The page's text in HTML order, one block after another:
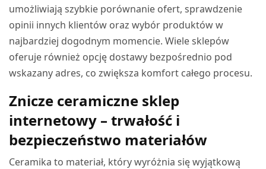
umożliwiają szybkie porównanie ofert, sprawdzenie
opinii innych klientów oraz wybór produktów w
najbardziej dogodnym momencie. Wiele sklepów
oferuje również opcję dostawy bezpośrednio pod
wskazany adres, co zwiększa komfort całego procesu.
Znicze ceramiczne sklep
internetowy – trwałość i
bezpieczeństwo materiałów
Ceramika to materiał, który wyróżnia się wyjątkową